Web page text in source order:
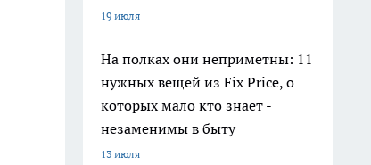
19 июля
На полках они неприметны: 11
нужных вещей из Fix Price, о
которых мало кто знает -
незаменимы в быту
13 июля